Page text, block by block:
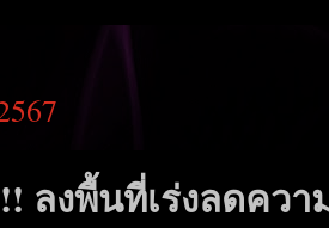
ลงพื้นที่เร่งลดควา